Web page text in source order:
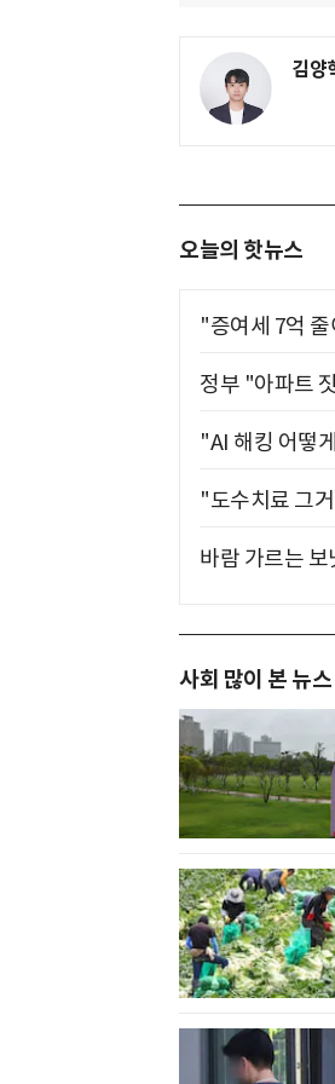
김양
오늘의 핫뉴스
"증여세 7억
정부 "아파트
"AI 해킹 어떻
"도수치료 그
바람 가르는
사회 많이 본 뉴스